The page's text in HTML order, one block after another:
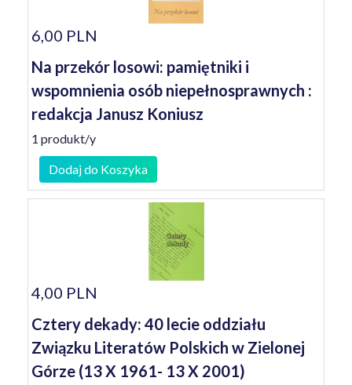
6,00 PLN
Na przekór losowi: pamiętniki i
wspomnienia osób niepełnosprawnych :
redakcja Janusz Koniusz
1 produkt/y
Dodaj do Koszyka
4,00 PLN
Cztery dekady: 40 lecie oddziału
Związku Literatów Polskich w Zielonej
Górze (13 X 1961- 13 X 2001)